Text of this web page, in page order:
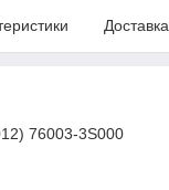
Доставка
76003-3S000